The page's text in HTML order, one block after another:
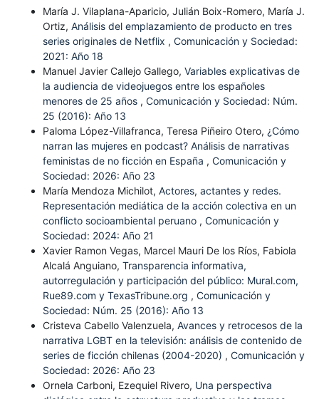
María J. Vilaplana-Aparicio, Julián Boix-Romero, María J.
Ortiz, Análisis del emplazamiento de producto en tres
series originales de Netflix , Comunicación y Sociedad:
2021: Año 18
Manuel Javier Callejo Gallego, Variables explicativas de
la audiencia de videojuegos entre los españoles
menores de 25 años , Comunicación y Sociedad: Núm.
25 (2016): Año 13
Paloma López-Villafranca, Teresa Piñeiro Otero, ¿Cómo
narran las mujeres en podcast? Análisis de narrativas
feministas de no ficción en España , Comunicación y
Sociedad: 2026: Año 23
María Mendoza Michilot, Actores, actantes y redes.
Representación mediática de la acción colectiva en un
conflicto socioambiental peruano , Comunicación y
Sociedad: 2024: Año 21
Xavier Ramon Vegas, Marcel Mauri De los Ríos, Fabiola
Alcalá Anguiano, Transparencia informativa,
autorregulación y participación del público: Mural.com,
Rue89.com y TexasTribune.org , Comunicación y
Sociedad: Núm. 25 (2016): Año 13
Cristeva Cabello Valenzuela, Avances y retrocesos de la
narrativa LGBT en la televisión: análisis de contenido de
series de ficción chilenas (2004-2020) , Comunicación y
Sociedad: 2026: Año 23
Ornela Carboni, Ezequiel Rivero, Una perspectiva